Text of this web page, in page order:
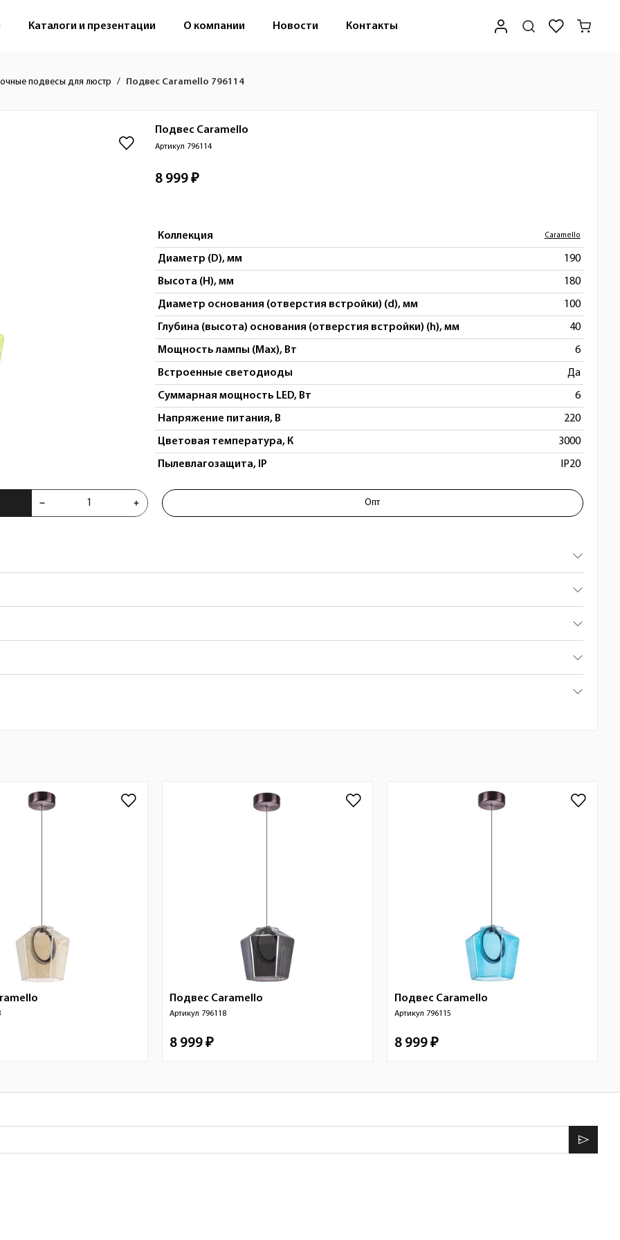
Каталоги и презентации О компании Новости Контакты
подвесы для люстр Подвес Caramello 796114
Подвес Caramello
Артикул 796114
8 999 ₽
Коллекция Caramello
Диаметр (D), мм 190
Высота (H), мм 180
Диаметр основания (отверстия встройки) (d), мм 100
Глубина (высота) основания (отверстия встройки) (h), мм 40
Мощность лампы (Max), Вт 6
Встроенные светодиоды Да
Суммарная мощность LED, Вт 6
Напряжение питания, В 220
Цветовая температура, К 3000
Пылевлагозащита, IP IP20
Опт
Подвес Caramello
Артикул 796118
8 999 ₽
Подвес Caramello
Артикул 796115
8 999 ₽
send